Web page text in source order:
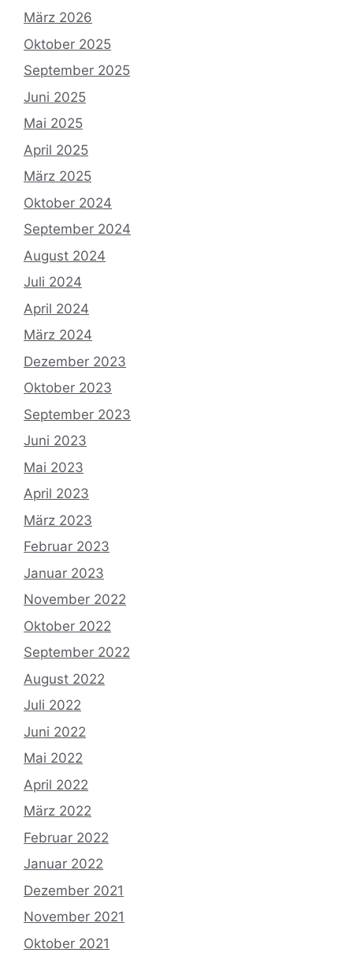
März 2026
Oktober 2025
September 2025
Juni 2025
Mai 2025
April 2025
März 2025
Oktober 2024
September 2024
August 2024
Juli 2024
April 2024
März 2024
Dezember 2023
Oktober 2023
September 2023
Juni 2023
Mai 2023
April 2023
März 2023
Februar 2023
Januar 2023
November 2022
Oktober 2022
September 2022
August 2022
Juli 2022
Juni 2022
Mai 2022
April 2022
März 2022
Februar 2022
Januar 2022
Dezember 2021
November 2021
Oktober 2021